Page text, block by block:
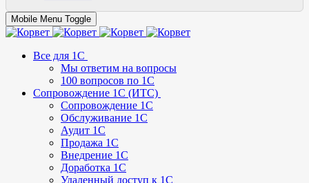
Mobile Menu Toggle
Все для 1С
Мы ответим на вопросы
100 вопросов по 1С
Сопровождение 1С (ИТС)
Сопровождение 1С
Обслуживание 1С
Аудит 1С
Продажа 1С
Внедрение 1С
Доработка 1С
Удаленный доступ к 1С